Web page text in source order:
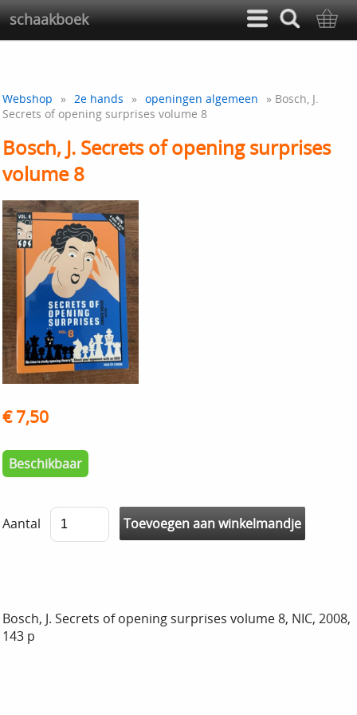
schaakboek
Webshop » 2e hands » openingen algemeen
» Bosch, J.
Secrets of opening surprises volume 8
Bosch, J. Secrets of opening surprises
volume 8
€ 7,50
Beschikbaar
Aantal
Bosch, J. Secrets of opening surprises volume 8, NIC, 2008,
143 p